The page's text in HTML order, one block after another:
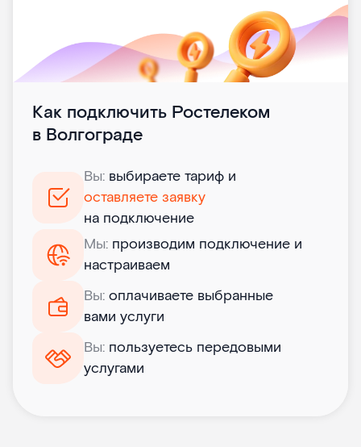
Как подключить Ростелеком
в Волгограде
Вы: выбираете тариф и
оставляете заявку
на подключение
Мы: производим подключение и
настраиваем
Вы: оплачиваете выбранные
вами услуги
Вы: пользуетесь передовыми
услугами